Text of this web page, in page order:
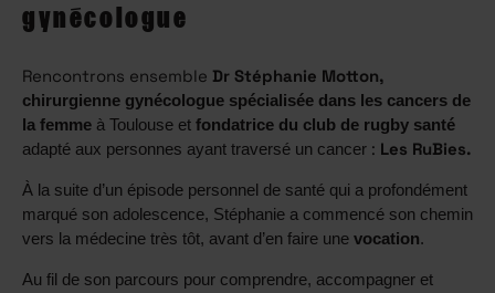
gynécologue
Rencontrons ensemble Dr Stéphanie Motton,
chirurgienne gynécologue spécialisée dans les cancers de
la femme à Toulouse et fondatrice du club de rugby santé
adapté aux personnes ayant traversé un cancer : Les RuBies.
À la suite d’un épisode personnel de santé qui a profondément
marqué son adolescence, Stéphanie a commencé son chemin
vers la médecine très tôt, avant d’en faire une vocation.
Au fil de son parcours pour comprendre, accompagner et